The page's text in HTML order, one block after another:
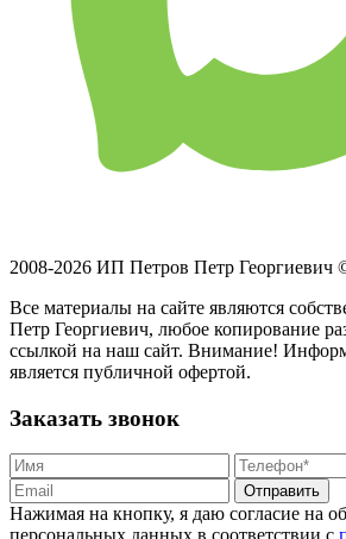
2008-2026 ИП Петров Петр Георгиевич
Все материалы на сайте являются
Петр Георгиевич, любое копирование
ссылкой на наш сайт. Внимание!
является публичной офертой.
Заказать звонок
Отправить
Нажимая на кнопку, я даю согласие на